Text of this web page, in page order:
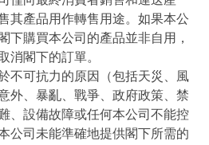
其產品用作轉售用途。如果本公
下購買本公司的產品並非自用，
消閣下的訂單。
不可抗力的原因（包括天災、風
外、暴亂、戰爭、政府政策、禁
、設備故障或任何本公司不能控
公司未能準確地提供閣下所需的